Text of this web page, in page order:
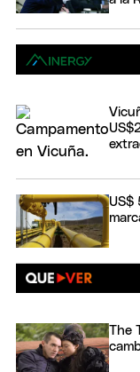
US$
The